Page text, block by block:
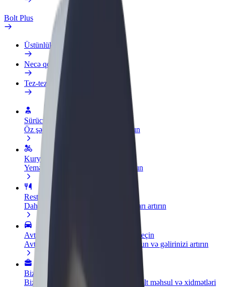
Bolt Plus
Üstünlüklər
Necə qoşulmalı?
Tez-tez verilən suallar
Sürücü ol
Öz şərtlərinizə uyğun olaraq qazanın
Kuryer kimi qoşul
Yemək çatdırın və həftəlik ödəniş alın
Restoran və ya mağaza əlavə edin
Daha çox müştəri cəlb edin və satışları artırın
Avtopark sahibi kimi qeydiyyatdan keçin
Avtoparkınızı Bolt platformasına qoşun və gəlirinizi artırın
Biznes üçün Bolt
Biznesiniz üçün miqyaslandırılmış Bolt məhsul və xidmətləri